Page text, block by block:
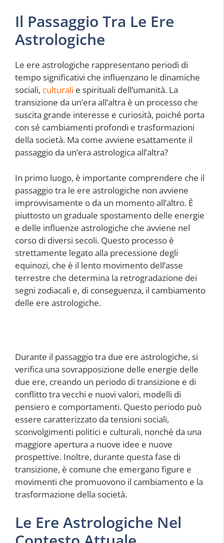
Il Passaggio Tra Le Ere
Astrologiche
Le ere astrologiche rappresentano periodi di
tempo significativi che influenzano le dinamiche
sociali, culturali e spirituali dell’umanità. La
transizione da un’era all’altra è un processo che
suscita grande interesse e curiosità, poiché porta
con sé cambiamenti profondi e trasformazioni
della società. Ma come avviene esattamente il
passaggio da un’era astrologica all’altra?
In primo luogo, è importante comprendere che il
passaggio tra le ere astrologiche non avviene
improvvisamente o da un momento all’altro. È
piuttosto un graduale spostamento delle energie
e delle influenze astrologiche che avviene nel
corso di diversi secoli. Questo processo è
strettamente legato alla precessione degli
equinozi, che è il lento movimento dell’asse
terrestre che determina la retrogradazione dei
segni zodiacali e, di conseguenza, il cambiamento
delle ere astrologiche.
Durante il passaggio tra due ere astrologiche, si
verifica una sovrapposizione delle energie delle
due ere, creando un periodo di transizione e di
conflitto tra vecchi e nuovi valori, modelli di
pensiero e comportamenti. Questo periodo può
essere caratterizzato da tensioni sociali,
sconvolgimenti politici e culturali, nonché da una
maggiore apertura a nuove idee e nuove
prospettive. Inoltre, durante questa fase di
transizione, è comune che emergano figure e
movimenti che promuovono il cambiamento e la
trasformazione della società.
Le Ere Astrologiche Nel